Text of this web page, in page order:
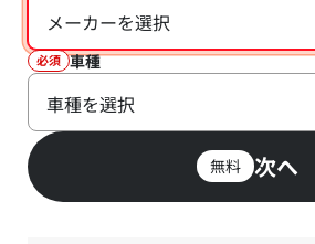
メーカーを選択
必須 車種
車種を選択
無料 次へ